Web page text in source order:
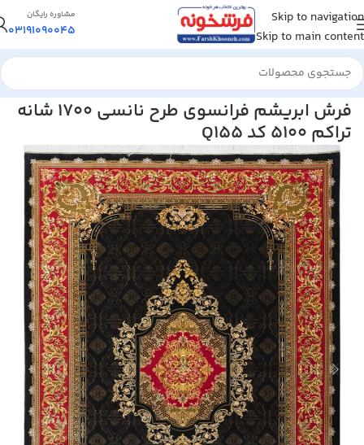
Skip to navigation
Skip to main content
مشاوره رایگان
03191090045
خانه/فرش ماشینی/فرش ابریشم و پشم
فرش ابریشم فرانسوی طرح نانسی 1700 شانه
تراکم 5100 کد Q155